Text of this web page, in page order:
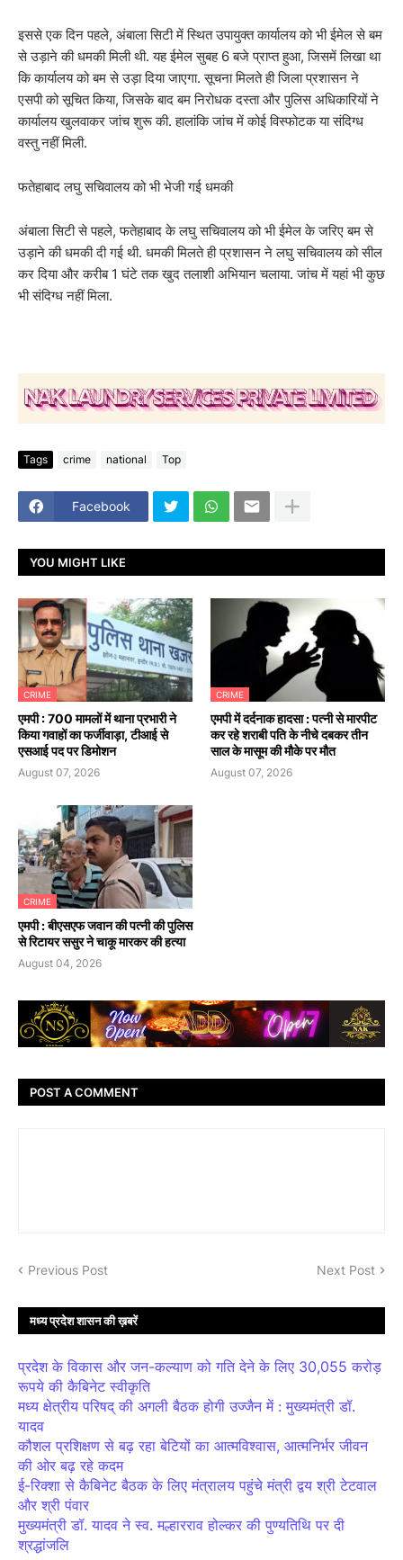
इससे एक दिन पहले, अंबाला सिटी में स्थित उपायुक्त कार्यालय को भी ईमेल से बम
से उड़ाने की धमकी मिली थी. यह ईमेल सुबह 6 बजे प्राप्त हुआ, जिसमें लिखा था
कि कार्यालय को बम से उड़ा दिया जाएगा. सूचना मिलते ही जिला प्रशासन ने
एसपी को सूचित किया, जिसके बाद बम निरोधक दस्ता और पुलिस अधिकारियों ने
कार्यालय खुलवाकर जांच शुरू की. हालांकि जांच में कोई विस्फोटक या संदिग्ध
वस्तु नहीं मिली.
फतेहाबाद लघु सचिवालय को भी भेजी गई धमकी
अंबाला सिटी से पहले, फतेहाबाद के लघु सचिवालय को भी ईमेल के जरिए बम से
उड़ाने की धमकी दी गई थी. धमकी मिलते ही प्रशासन ने लघु सचिवालय को सील
कर दिया और करीब 1 घंटे तक खुद तलाशी अभियान चलाया. जांच में यहां भी कुछ
भी संदिग्ध नहीं मिला.
Tags crime national Top
Facebook
YOU MIGHT LIKE
CRIME
एमपी : 700 मामलों में थाना प्रभारी ने
किया गवाहों का फर्जीवाड़ा, टीआई से
एसआई पद पर डिमोशन
August 07, 2026
CRIME
एमपी में दर्दनाक हादसा : पत्नी से मारपीट
कर रहे शराबी पति के नीचे दबकर तीन
साल के मासूम की मौके पर मौत
August 07, 2026
CRIME
एमपी : बीएसएफ जवान की पत्नी की पुलिस
से रिटायर ससुर ने चाकू मारकर की हत्या
August 04, 2026
POST A COMMENT
Previous Post Next Post
मध्य प्रदेश शासन की ख़बरें
प्रदेश के विकास और जन-कल्याण को गति देने के लिए 30,055 करोड़
रूपये की कैबिनेट स्वीकृति
मध्य क्षेत्रीय परिषद् की अगली बैठक होगी उज्जैन में : मुख्यमंत्री डॉ.
यादव
कौशल प्रशिक्षण से बढ़ रहा बेटियों का आत्मविश्वास, आत्मनिर्भर जीवन
की ओर बढ़ रहे कदम
ई-रिक्शा से कैबिनेट बैठक के लिए मंत्रालय पहुंचे मंत्री द्वय श्री टेटवाल
और श्री पंवार
मुख्यमंत्री डॉ. यादव ने स्व. मल्हारराव होल्कर की पुण्यतिथि पर दी
श्रद्धांजलि